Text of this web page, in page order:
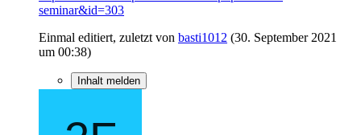
seminar&id=303
Einmal editiert, zuletzt von basti1012 (30. September 2021
um 00:38)
Inhalt melden